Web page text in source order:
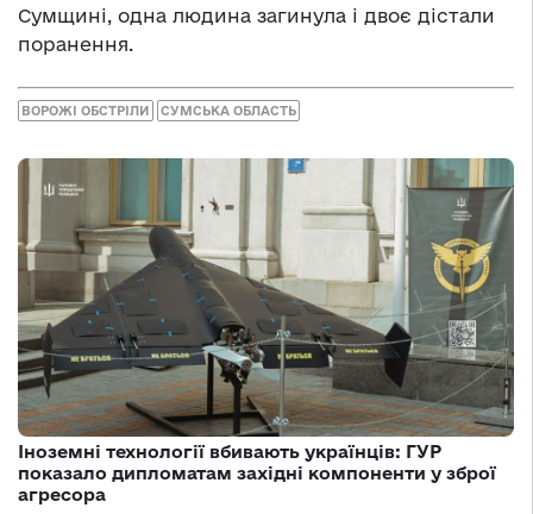
Сумщині, одна людина загинула і двоє дістали
поранення.
ВОРОЖІ ОБСТРІЛИ СУМСЬКА ОБЛАСТЬ
Іноземні технології вбивають українців: ГУР
показало дипломатам західні компоненти у зброї
агресора